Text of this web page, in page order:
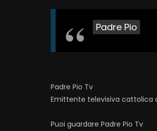
Padre Pio
Padre Pio Tv
Emittente televisiva cattolica
Puoi guardare Padre Pio Tv